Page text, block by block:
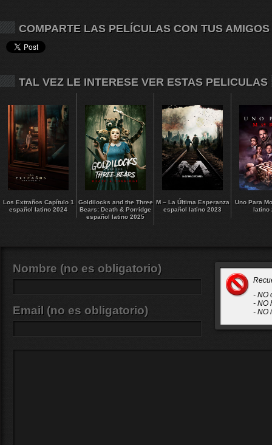
COMPARTE LAS PELÍCULAS CON TUS AMIGOS
TAL VEZ LE INTERESE VER ESTAS PELICULAS
Los Extraños Capítulo 1
español latino 2024
Goldilocks and the Three
Bears: Death & Porridge
español latino 2025
M – La Última Esperanza
español latino 2023
Uno Para
latino
- NO
- NO
- NO
Nombre (no es obligatorio)
Email (no es obligatorio)